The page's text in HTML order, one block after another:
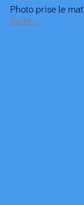
Photo prise le
Suite…